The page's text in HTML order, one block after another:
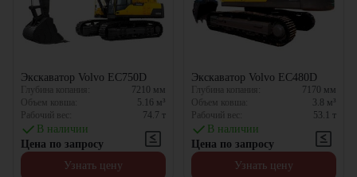
Экскаватор Volvo EC750D
Глубина копания: 7210 мм
Объем ковша:
5.16 м³
Рабочий вес:
74.7 т
В наличии
Цена по запросу
Узнать цену
Экскаватор Volvo EC480D
Глубина копания: 7170 мм
Объем ковша:
3.8 м³
Рабочий вес:
53.1 т
В наличии
Цена по запросу
Узнать цену